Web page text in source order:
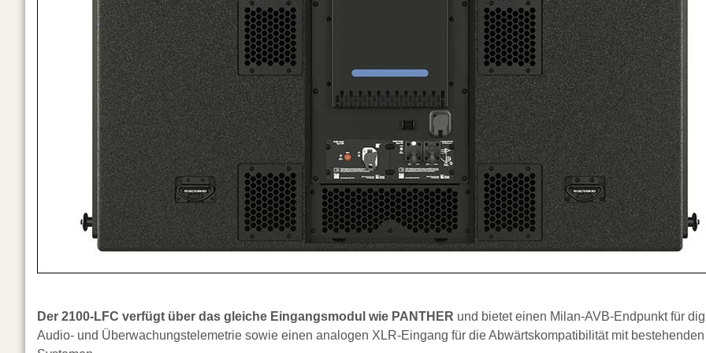
Der 2100-LFC verfügt über das gleiche Eingangsmodul wie PANTHER und bietet einen Milan-AVB-Endpunkt für
Audio- und Überwachungstelemetrie sowie einen analogen XLR-Eingang für die Abwärtskompatibilität mit bestehenden